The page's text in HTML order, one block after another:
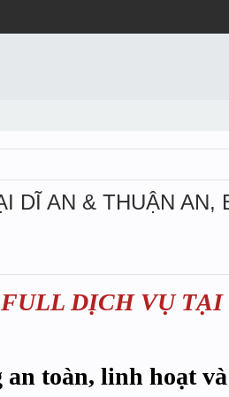
DĨ AN & THUẬN AN,
DỊCH VỤ
toàn, linh hoạt